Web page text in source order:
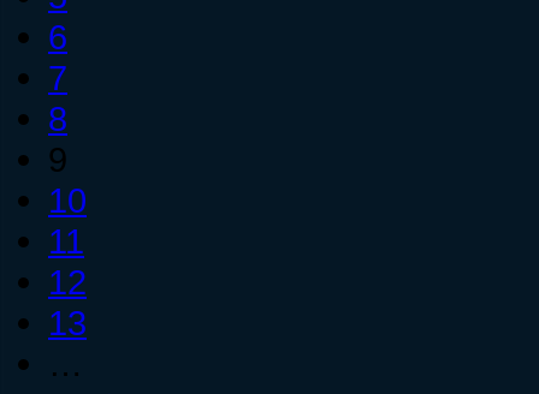
6
7
8
9
10
11
12
13
…